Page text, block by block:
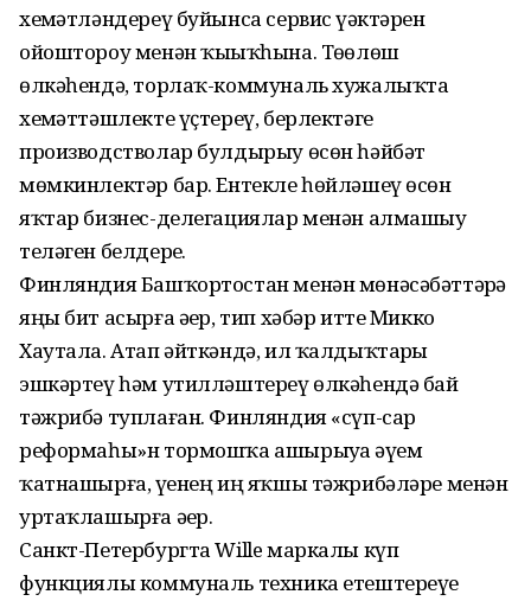
хеҙмәтләндереү буйынса сервис үҙәктәрен
ойоштороу менән ҡыҙыҡһына. Төҙөлөш
өлкәһендә, торлаҡ-коммуналь хужалыҡта
хеҙмәттәшлекте үҫтереү, берлектәге
производстволар булдырыу өсөн һәйбәт
мөмкинлектәр бар. Ентекле һөйләшеү өсөн
яҡтар бизнес-делегациялар менән алмашыу
теләген белдерҙе.
Финляндия Башҡортостан менән мөнәсәбәттәрҙә
яңы бит асырға әҙер, тип хәбәр итте Микко
Хаутала. Атап әйткәндә, ил ҡалдыҡтарҙы
эшкәртеү һәм утилләштереү өлкәһендә бай
тәжрибә туплаған. Финляндия «сүп-сар
реформаһы»н тормошҡа ашырыуҙа әүҙем
ҡатнашырға, үҙенең иң яҡшы тәжрибәләре менән
уртаҡлашырға әҙер.
Санкт-Петербургта Wille маркалы күп
функциялы коммуналь техника етештереүҙе